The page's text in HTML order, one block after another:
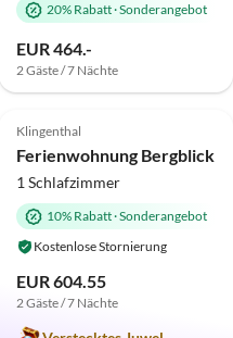
20% Rabatt·Sonderangebot
EUR 464.-
2 Gäste / 7 Nächte
4.9 (8)
Klingenthal
Ferienwohnung Bergblick
1 Schlafzimmer
10% Rabatt·Sonderangebot
Kostenlose Stornierung
EUR 604.55
2 Gäste / 7 Nächte